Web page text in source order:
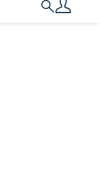
Search